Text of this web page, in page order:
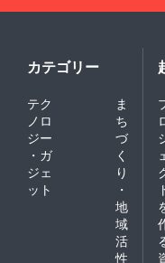
カテゴリー
テク
ノロ
ジー
・ガ
ジェ
ット
ま
ち
づ
く
り
・
地
域
活
性